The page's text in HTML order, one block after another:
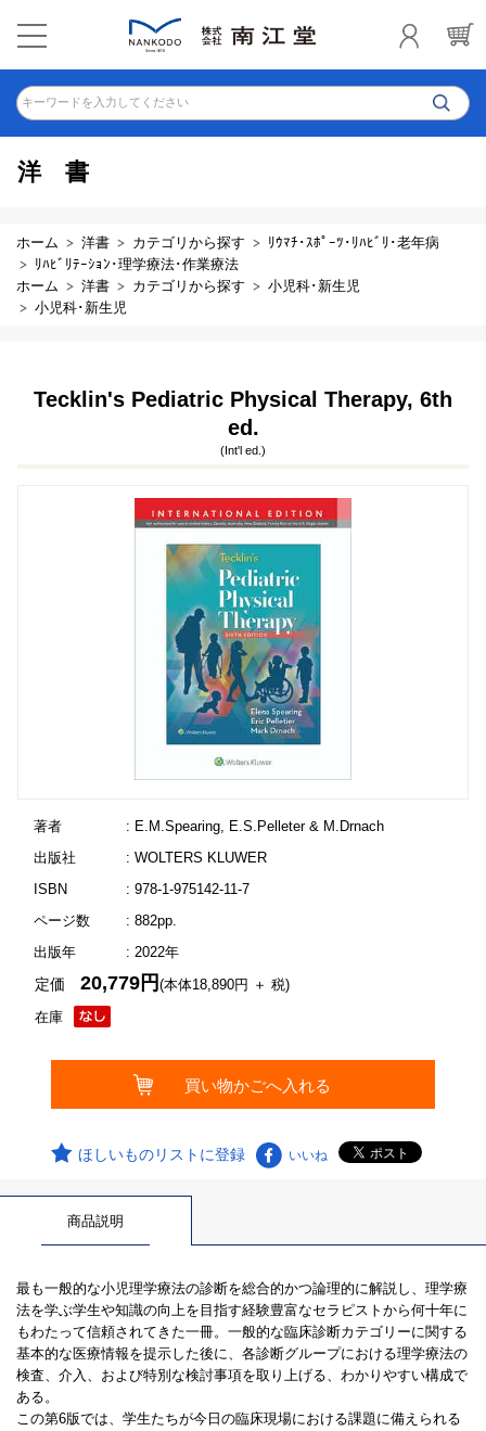
キーワードを入力してください
洋書
ホーム 洋書 カテゴリから探す
ﾘｳﾏﾁ･ｽﾎﾟｰﾂ･ﾘﾊﾋﾞﾘ･老年病
ﾘﾊﾋﾞﾘﾃｰｼｮﾝ･理学療法･作業療法
ホーム
洋書 カテゴリから探す
小児科･新生児
小児科･新生児
Tecklin's Pediatric Physical Therapy, 6th
ed.
(Int'l ed.)
著者
: E.M.Spearing, E.S.Pelleter & M.Drnach
出版社
: WOLTERS KLUWER
ISBN
: 978-1-975142-11-7
ページ数
: 882pp.
出版年
: 2022年
在庫
定価20,779円(本体18,890円 ＋ 税)
ほしいものリストに登録 いいね
商品説明
最も一般的な小児理学療法の診断を総合的かつ論理的に解説し、理学療
法を学ぶ学生や知識の向上を目指す経験豊富なセラピストから何十年に
もわたって信頼されてきた一冊。一般的な臨床診断カテゴリーに関する
基本的な医療情報を提示した後に、各診断グループにおける理学療法の
検査、介入、および特別な検討事項を取り上げる、わかりやすい構成で
ある。
この第6版では、学生たちが今日の臨床現場における課題に備えられる